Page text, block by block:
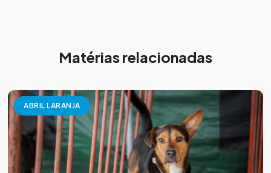
Matérias relacionadas
ABRIL LARANJA